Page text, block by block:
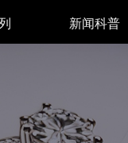
新闻科普